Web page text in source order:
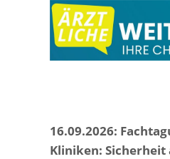
16.09.2026:
Kliniken: Sicherheit